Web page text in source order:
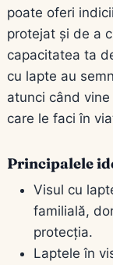
poate oferi
protejat și de a
capacitatea ta
cu lapte au
atunci când
care le faci în
Principalele
Visul cu
familială,
protecția.
Laptele în